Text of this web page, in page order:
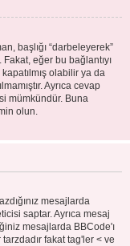
başlığı “darbeleyerek”
eğer bu bağlantıyı
olabilir ya da
Ayrıca cevap
mümkündür. Buna
olun.
mesajlarda
saptar. Ayrıca mesaj
mesajlarda BBCode'ı
fakat tag'ler < ve